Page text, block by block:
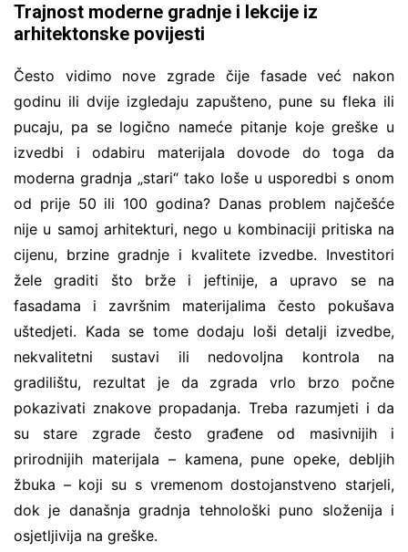
Trajnost moderne gradnje i lekcije iz
arhitektonske povijesti
Često vidimo nove zgrade čije fasade već nakon
godinu ili dvije izgledaju zapušteno, pune su fleka ili
pucaju, pa se logično nameće pitanje koje greške u
izvedbi i odabiru materijala dovode do toga da
moderna gradnja „stari“ tako loše u usporedbi s onom
od prije 50 ili 100 godina? Danas problem najčešće
nije u samoj arhitekturi, nego u kombinaciji pritiska na
cijenu, brzine gradnje i kvalitete izvedbe. Investitori
žele graditi što brže i jeftinije, a upravo se na
fasadama i završnim materijalima često pokušava
uštedjeti. Kada se tome dodaju loši detalji izvedbe,
nekvalitetni sustavi ili nedovoljna kontrola na
gradilištu, rezultat je da zgrada vrlo brzo počne
pokazivati znakove propadanja. Treba razumjeti i da
su stare zgrade često građene od masivnijih i
prirodnijih materijala – kamena, pune opeke, debljih
žbuka – koji su s vremenom dostojanstveno starjeli,
dok je današnja gradnja tehnološki puno složenija i
osjetljivija na greške.